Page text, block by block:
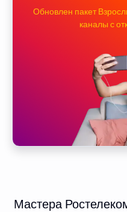
Обновлен пакет
каналы с
Мастера